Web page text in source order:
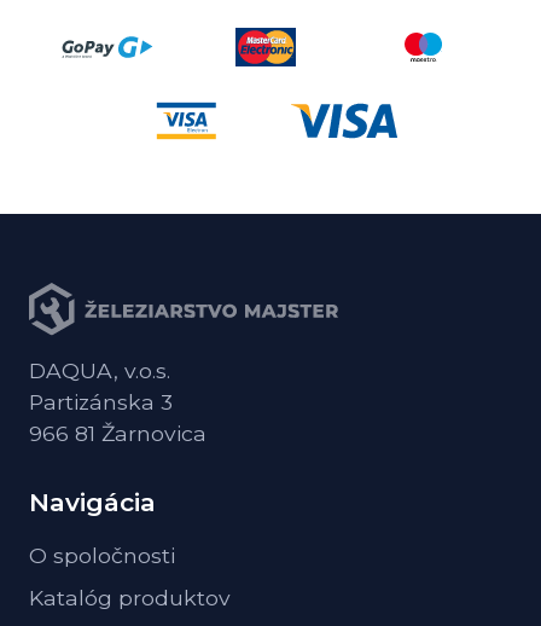
DAQUA, v.o.s.
Partizánska 3
966 81 Žarnovica
Navigácia
O spoločnosti
Katalóg produktov